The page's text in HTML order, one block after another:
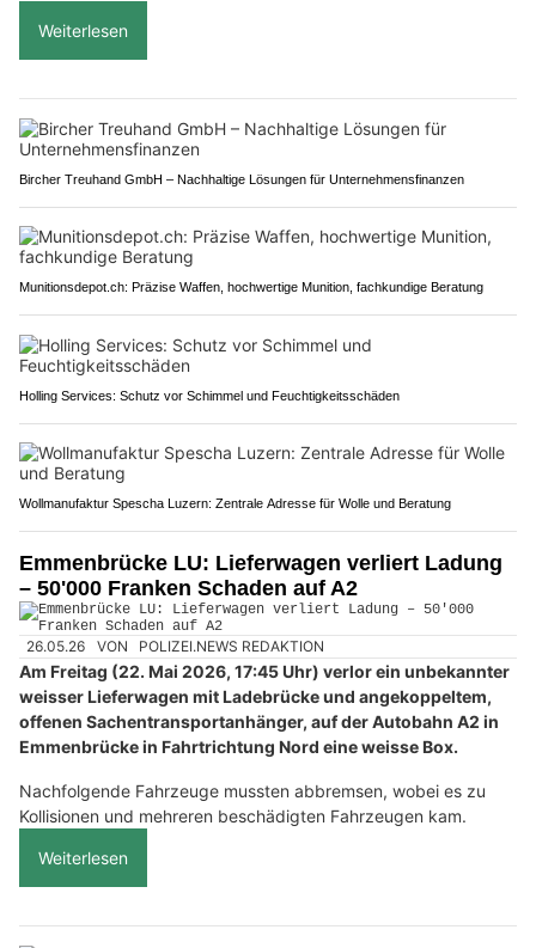
Weiterlesen
Bircher Treuhand GmbH – Nachhaltige Lösungen für Unternehmensfinanzen
Munitionsdepot.ch: Präzise Waffen, hochwertige Munition, fachkundige Beratung
Holling Services: Schutz vor Schimmel und Feuchtigkeitsschäden
Wollmanufaktur Spescha Luzern: Zentrale Adresse für Wolle und Beratung
Emmenbrücke LU: Lieferwagen verliert Ladung
– 50'000 Franken Schaden auf A2
26.05.26 VON POLIZEI.NEWS REDAKTION
Am Freitag (22. Mai 2026, 17:45 Uhr) verlor ein unbekannter
weisser Lieferwagen mit Ladebrücke und angekoppeltem,
offenen Sachentransportanhänger, auf der Autobahn A2 in
Emmenbrücke in Fahrtrichtung Nord eine weisse Box.
Nachfolgende Fahrzeuge mussten abbremsen, wobei es zu
Kollisionen und mehreren beschädigten Fahrzeugen kam.
Weiterlesen